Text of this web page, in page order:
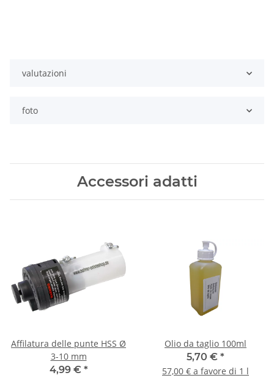
valutazioni
foto
Accessori adatti
Affilatura delle punte HSS Ø
3-10 mm
4,99 € *
Olio da taglio 100ml
5,70 € *
57,00 € a favore di 1 l